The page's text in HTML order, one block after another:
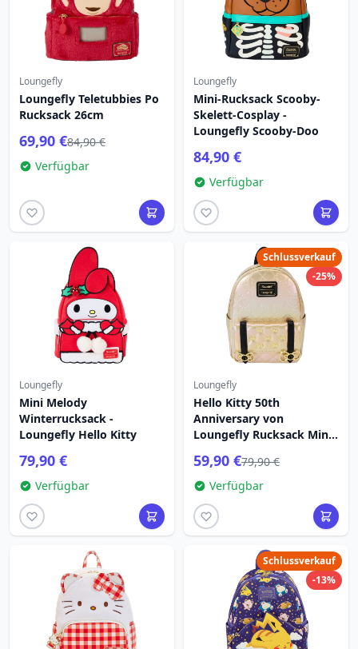
Loungefly
Loungefly Teletubbies Po
Rucksack 26cm
69,90 €84,90 €
Verfügbar
Loungefly
Mini-Rucksack Scooby-
Skelett-Cosplay -
Loungefly Scooby-Doo
84,90 €
Verfügbar
Loungefly
Mini Melody
Winterrucksack -
Loungefly Hello Kitty
79,90 €
Verfügbar
Schlussverkauf
-25%
Loungefly
Hello Kitty 50th
Anniversary von
Loungefly Rucksack Mini
59,90 €79,90 €
Verfügbar
Schlussverkauf
-13%